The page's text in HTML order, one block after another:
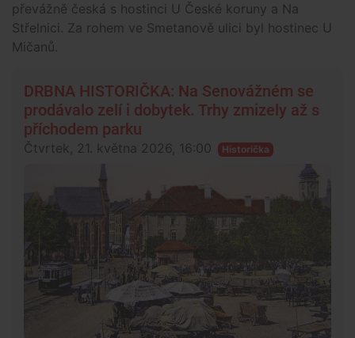
převážně česká s hostinci U České koruny a Na
Střelnici. Za rohem ve Smetanově ulici byl hostinec U
Mičanů.
DRBNA HISTORIČKA: Na Senovážném se
prodávalo zelí i dobytek. Trhy zmizely až s
příchodem parku
Čtvrtek, 21. května 2026, 16:00 Historička